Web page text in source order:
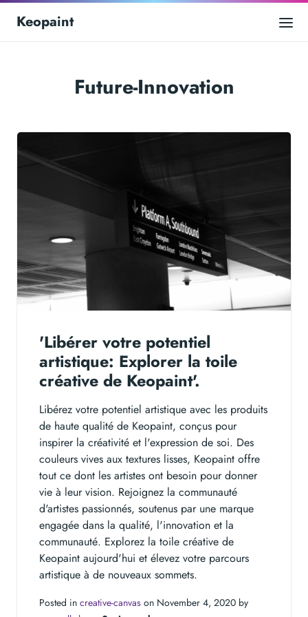
Keopaint
Future-Innovation
'Libérer votre potentiel
artistique: Explorer la toile
créative de Keopaint'.
Libérez votre potentiel artistique avec les produits
de haute qualité de Keopaint, conçus pour
inspirer la créativité et l'expression de soi. Des
couleurs vives aux textures lisses, Keopaint offre
tout ce dont les artistes ont besoin pour donner
vie à leur vision. Rejoignez la communauté
d'artistes passionnés, soutenus par une marque
engagée dans la qualité, l'innovation et la
communauté. Explorez la toile créative de
Keopaint aujourd'hui et élevez votre parcours
artistique à de nouveaux sommets.
Posted in creative-canvas on November 4, 2020 by